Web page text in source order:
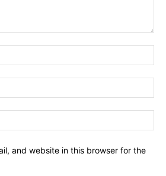
and website in this browser for the